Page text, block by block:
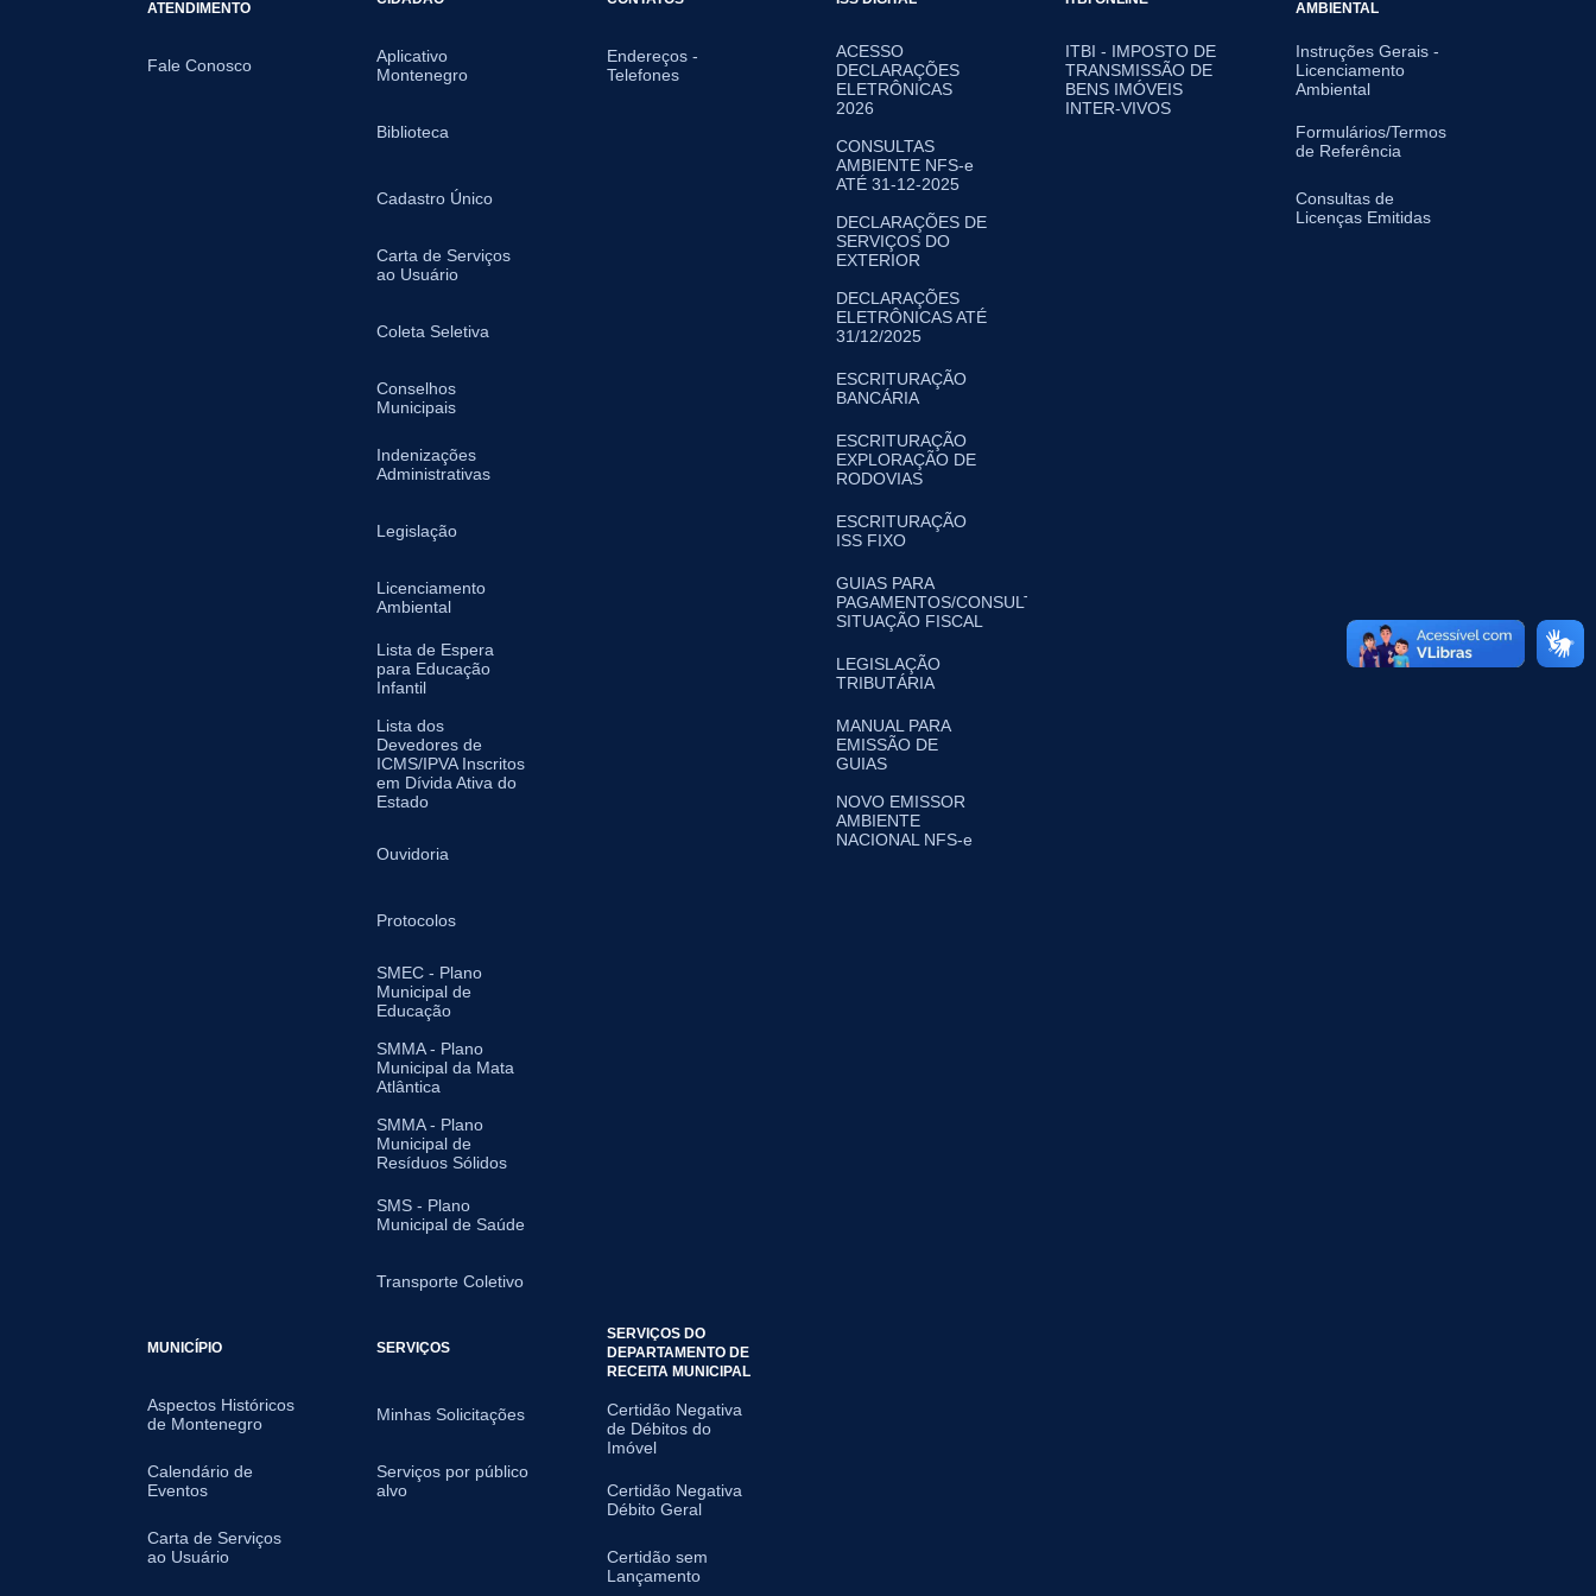
ATENDIMENTO
Fale Conosco
Aplicativo
Montenegro
Biblioteca
Cadastro Único
Carta de Serviços
ao Usuário
Coleta Seletiva
Conselhos
Municipais
Indenizações
Administrativas
Legislação
Licenciamento
Ambiental
Lista de Espera
para Educação
Infantil
Lista dos
Devedores de
ICMS/IPVA Inscritos
em Dívida Ativa do
Estado
Ouvidoria
Protocolos
SMEC - Plano
Municipal de
Educação
SMMA - Plano
Municipal da Mata
Atlântica
SMMA - Plano
Municipal de
Resíduos Sólidos
SMS - Plano
Municipal de Saúde
Transporte Coletivo
Endereços -
Telefones
ACESSO
DECLARAÇÕES
ELETRÔNICAS
2026
CONSULTAS
AMBIENTE NFS-e
ATÉ 31-12-2025
DECLARAÇÕES DE
SERVIÇOS DO
EXTERIOR
DECLARAÇÕES
ELETRÔNICAS ATÉ
31/12/2025
ESCRITURAÇÃO
BANCÁRIA
ESCRITURAÇÃO
EXPLORAÇÃO DE
RODOVIAS
ESCRITURAÇÃO
ISS FIXO
GUIAS PARA
PAGAMENTOS/CONSULTA
SITUAÇÃO FISCAL
LEGISLAÇÃO
TRIBUTÁRIA
MANUAL PARA
EMISSÃO DE
GUIAS
NOVO EMISSOR
AMBIENTE
NACIONAL NFS-e
ITBI - IMPOSTO DE
TRANSMISSÃO DE
BENS IMÓVEIS
INTER-VIVOS
AMBIENTAL
Instruções Gerais -
Licenciamento
Ambiental
Formulários/Termos
de Referência
Consultas de
Licenças Emitidas
MUNICÍPIO
Aspectos Históricos
de Montenegro
Calendário de
Eventos
Carta de Serviços
ao Usuário
SERVIÇOS
Minhas Solicitações
Serviços por público
alvo
SERVIÇOS DO
DEPARTAMENTO DE
RECEITA MUNICIPAL
Certidão Negativa
de Débitos do
Imóvel
Certidão Negativa
Débito Geral
Certidão sem
Lançamento